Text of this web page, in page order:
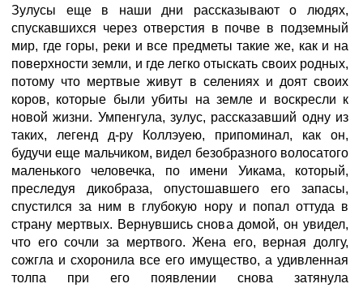
Зулусы еще в наши дни рассказывают о людях,
спускавшихся через отверстия в почве в подземный
мир, где горы, реки и все предметы такие же, как и на
поверхности земли, и где легко отыскать своих родных,
потому что мертвые живут в селениях и доят своих
коров, которые были убиты на земле и воскресли к
новой жизни. Умпенгула, зулус, рассказавший одну из
таких, легенд д-ру Коллэуею, припоминал, как он,
будучи еще мальчиком, видел безобразного волосатого
маленького человечка, по имени Уикама, который,
преследуя дикобраза, опустошавшего его запасы,
спустился за ним в глубокую нору и попал оттуда в
страну мертвых. Вернувшись снова домой, он увидел,
что его сочли за мертвого. Жена его, верная долгу,
сожгла и схоронила все его имущество, а удивленная
толпа при его появлении снова затянула